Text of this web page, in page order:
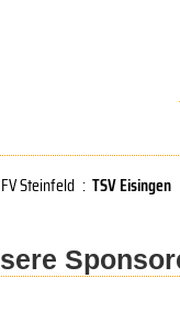
FV Steinfeld : TSV Eisingen